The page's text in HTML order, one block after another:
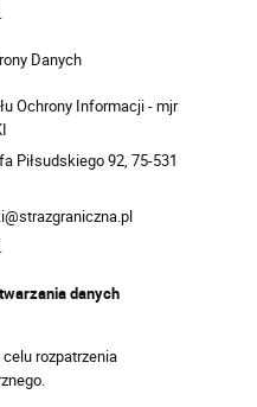
Danych
Ochrony Informacji - mjr
Piłsudskiego 92, 75-531
danych
rozpatrzenia